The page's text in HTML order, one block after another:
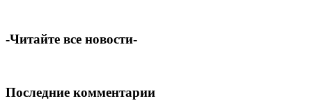
-Читайте все новости-
Последние комментарии